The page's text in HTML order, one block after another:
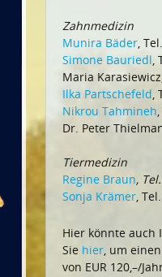
Zahnmedizin
Munira Bäder,
Simone Bauriedl,
Maria
Ilka Partschefeld,
Nikrou Tahmineh
Dr. Peter
Tiermedizin
Regine Braun,
Sonja Krämer,
Hier könnte auch
Sie hier, um
von EUR 120,–/